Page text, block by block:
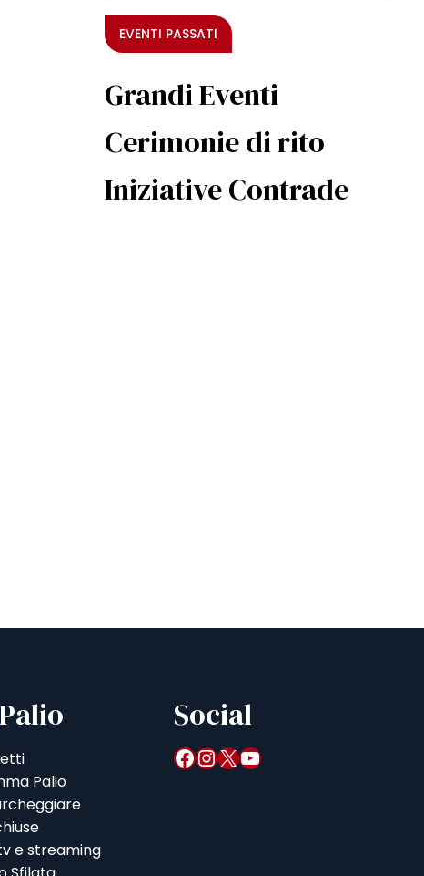
EVENTI PASSATI
Grandi Eventi
Cerimonie di rito
Iniziative Contrade
Palio
e streaming
Social
Facebook InstagramX YouTube